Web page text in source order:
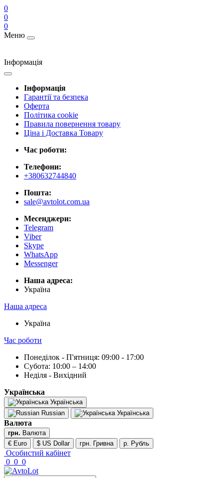
0
0
0
Меню
Інформація
Інформація
Гарантії та безпека
Оферта
Політика cookie
Правила повернення товару
Ціна і Доставка Товару
Час роботи:
Телефони:
+380632744840
Пошта:
sale@avtolot.com.ua
Месенджери:
Telegram
Viber
Skype
WhatsApp
Messenger
Наша адреса:
Українa
Наша адреса
Українa
Час роботи
Понеділок - П'ятниця: 09:00 - 17:00
Субота: 10:00 – 14:00
Неділя - Вихідний
Українська
Українська
Russian
Українська
Валюта
грн. Валюта
€ Euro
$ US Dollar грн. Гривна р. Рубль
Особистий кабінет
0 0 0